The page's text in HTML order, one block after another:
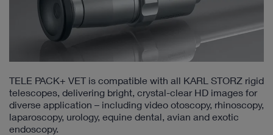
TELE PACK+ VET is compatible with all KARL STORZ rigid
telescopes, delivering bright, crystal-clear HD images for
diverse application – including video otoscopy, rhinoscopy,
laparoscopy, urology, equine dental, avian and exotic
endoscopy.